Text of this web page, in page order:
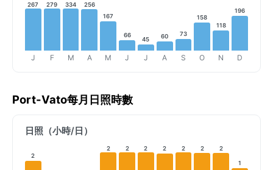
267
J
279
F
334
M
256
A
167
M
66
J
45
J
60
A
73
S
158
O
118
N
196
D
Port-Vato每月日照時數
日照（小時/日）
2
2 2 2 2 2 2 2
1